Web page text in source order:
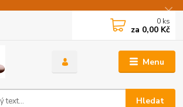
Menu
Hledat
0 ks
za 0,00 Kč